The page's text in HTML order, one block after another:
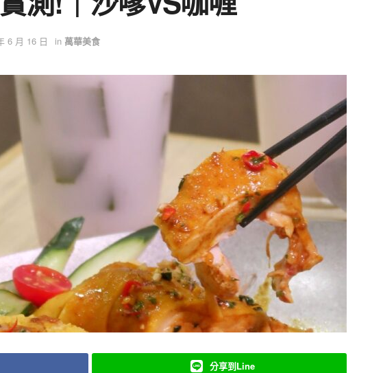
6 月 16 日 in 萬華美食
分享到Line